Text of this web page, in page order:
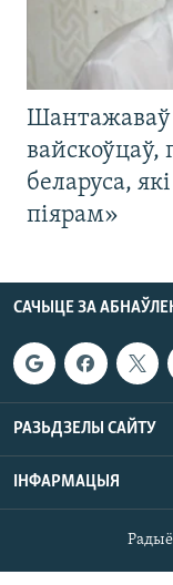
Шантажаваў
вайскоўцаў,
беларуса,
піярам»
САЧЫЦЕ ЗА
РАЗЬДЗЕЛЫ САЙТУ
ІНФАРМАЦЫЯ